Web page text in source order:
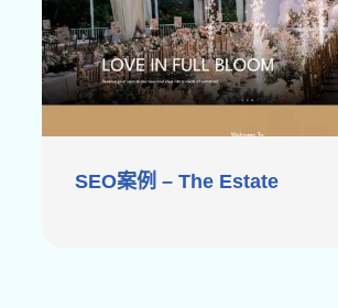
SEO案例 – The Estate